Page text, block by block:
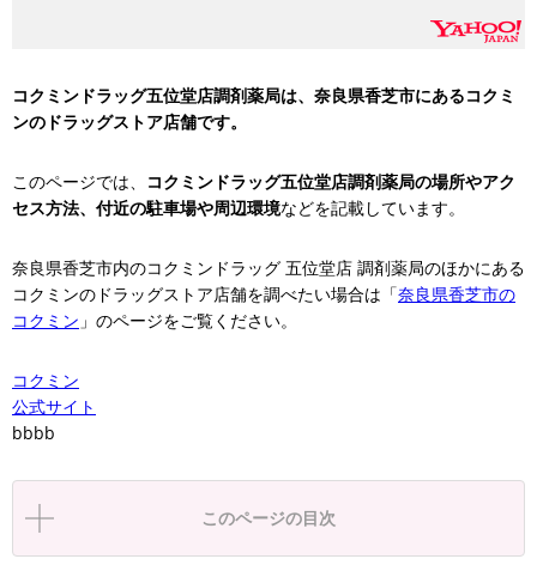
コクミンドラッグ五位堂店調剤薬局は、奈良県香芝市にあるコクミ
ンのドラッグストア店舗です。
このページでは、
コクミンドラッグ五位堂店調剤薬局の場所やアク
セス方法、付近の駐車場や周辺環境などを記載しています。
奈良県香芝市内のコクミンドラッグ 五位堂店 調剤薬局のほかにある
コクミンのドラッグストア店舗を調べたい場合は「奈良県香芝市の
コクミン 」のページをご覧ください。
コクミン
公式サイト
bbbb
このページの目次